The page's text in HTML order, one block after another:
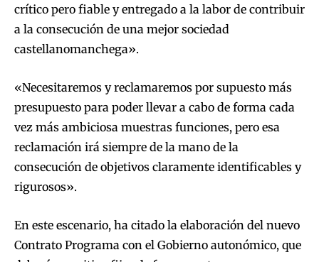
crítico pero fiable y entregado a la labor de contribuir
a la consecución de una mejor sociedad
castellanomanchega».
«Necesitaremos y reclamaremos por supuesto más
presupuesto para poder llevar a cabo de forma cada
vez más ambiciosa muestras funciones, pero esa
reclamación irá siempre de la mano de la
consecución de objetivos claramente identificables y
rigurosos».
En este escenario, ha citado la elaboración del nuevo
Contrato Programa con el Gobierno autonómico, que